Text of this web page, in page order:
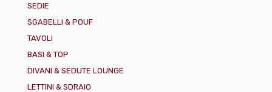
SEDIE
SGABELLI & POUF
TAVOLI
BASI & TOP
DIVANI & SEDUTE LOUNGE
LETTINI & SDRAIO